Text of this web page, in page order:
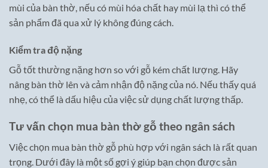
mùi của bàn thờ, nếu có mùi hóa chất hay mùi lạ thì có thể
sản phẩm đã qua xử lý không đúng cách.
Kiểm tra độ nặng
Gỗ tốt thường nặng hơn so với gỗ kém chất lượng. Hãy
nâng bàn thờ lên và cảm nhận độ nặng của nó. Nếu thấy quá
nhẹ, có thể là dấu hiệu của việc sử dụng chất lượng thấp.
Tư vấn chọn mua bàn thờ gỗ theo ngân sách
Việc chọn mua bàn thờ gỗ phù hợp với ngân sách là rất quan
trọng. Dưới đây là một số gợi ý giúp bạn chọn được sản